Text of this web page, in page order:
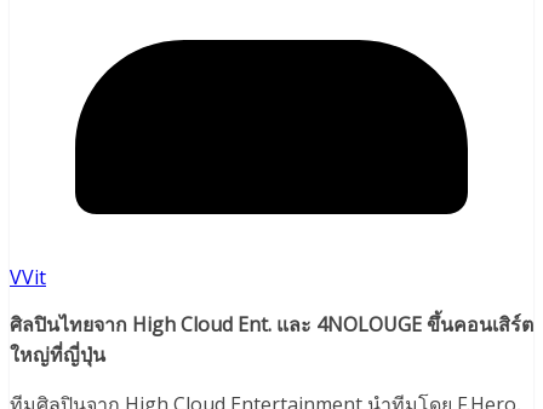
VVit
ศิลปินไทยจาก High Cloud Ent. และ 4NOLOUGE ขึ้นคอนเสิร์ต
ใหญ่ที่ญี่ปุ่น